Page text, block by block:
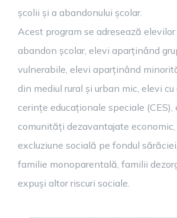
școlii și a abandonului școlar.
Acest program se adresează
abandon școlar, elevi aparținând
vulnerabile, elevi aparținând
din mediul rural și urban mic, elevi
cerințe educaționale speciale (CES),
comunități dezavantajate economic,
excluziune socială pe fondul
familie monoparentală, familii
expuși altor riscuri sociale.